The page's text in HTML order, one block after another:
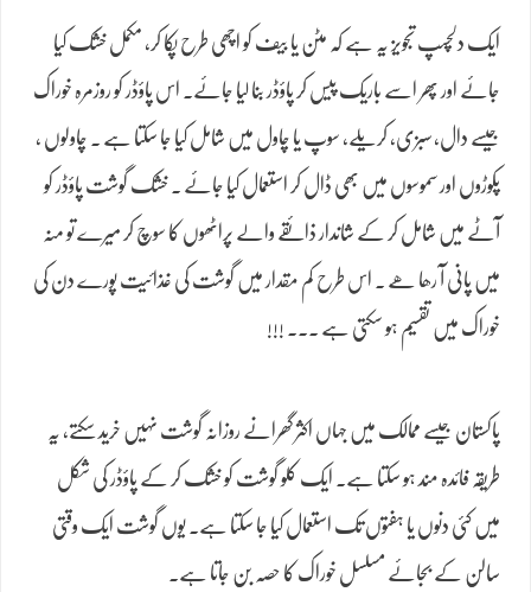
ایک دلچسپ تجویز یہ ہے کہ مٹن یا بیف کو اچھی طرح پکا کر، مکمل خشک کیا
جائے اور پھر اسے باریک پیس کر پاؤڈر بنا لیا جائے۔ اس پاؤڈر کو روزمرہ خوراک
جیسے دال، سبزی، کریلے، سوپ یا چاول میں شامل کیا جا سکتا ہے ۔ چاولوں ،
پکوڑوں اور سموسوں میں بھی ڈال کر استعمال کیا جائے ۔ خشک گوشت پاؤڈر کو
آٹے میں شامل کر کے شاندار ذائقے والے پراٹھوں کا سوچ کر میرے تو منہ
میں پانی آ رھا ھے ۔ اس طرح کم مقدار میں گوشت کی غذائیت پورے دن کی
خوراک میں تقسیم ہو سکتی ہے ۔۔۔ !!!
پاکستان جیسے ممالک میں جہاں اکثر گھرانے روزانہ گوشت نہیں خرید سکتے، یہ
طریقہ فائدہ مند ہو سکتا ہے۔ ایک کلو گوشت کو خشک کر کے پاؤڈر کی شکل
میں کئی دنوں یا ہفتوں تک استعمال کیا جا سکتا ہے۔ یوں گوشت ایک وقتی
سالن کے بجائے مسلسل خوراک کا حصہ بن جاتا ہے۔